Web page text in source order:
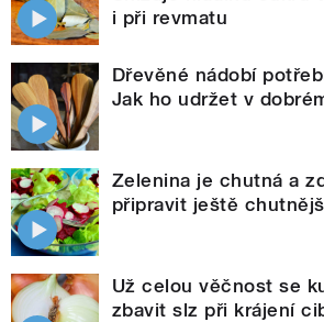
i při revmatu
Dřevěné nádobí
Jak ho udržet v
Zelenina je chutná a
připravit ještě
Už celou věčnost se
zbavit slz při krájení